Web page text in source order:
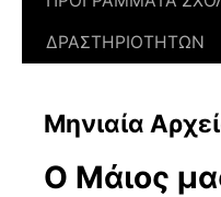
ΔΡΑΣΤΗΡΙΟΤΗΤΩΝ
Μηνιαία
Ο Μάιος